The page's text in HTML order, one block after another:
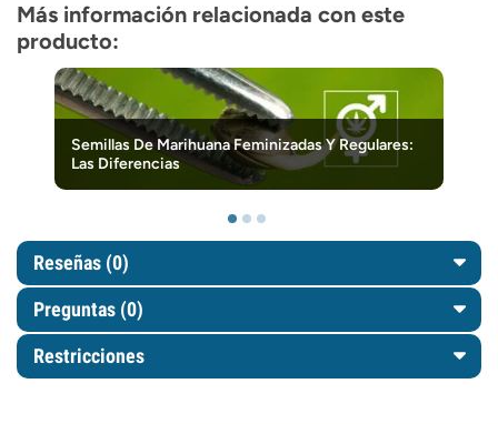
Más información relacionada con este
producto:
Semillas De Marihuana Feminizadas Y Regulares:
Las Diferencias
Reseñas (0)
Preguntas (0)
Restricciones